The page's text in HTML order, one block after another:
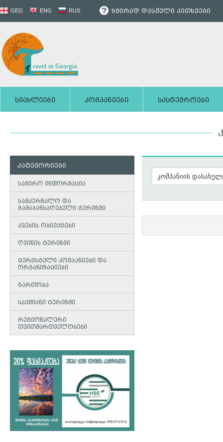
GEO ENG RUS ხშირად დასმული კითხვები
სიახლეები კომპანიები სასტუმროები
კატეგორიები
საჭირო ინფორმაცია
სამკურნალო და
გამაჯანსაღებელი ტურიზმი
კვების ობიექტები
ღვინის ტურიზმი
ტურისტული კომპანიები და
ორგანიზაციები
გართობა
საქმიანი ტურიზმი
რეგიონალური
თვითმართველობები